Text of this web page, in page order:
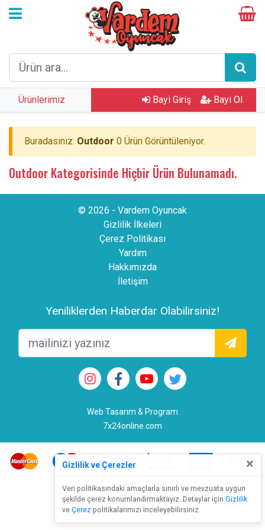
Ürünlerimiz Bayi Giriş Bayi Ol
Buradasınız: Outdoor 0 Ürün Görüntüleniyor.
Outdoor Kategorisinde Hiçbir Ürün Bulunamadı.
© 2026 - Vardem Oyuncak
Gizlilik İlkeleri
Çerez Politikası
Yardım
Hakkımızda
İletişim
Yeniliklerden Haberdar Olabilirsiniz!
Web Tasarım & Program
7x24online.com
Gizlilik ve Çerezler ×
Veri politikasındaki amaçlarla sınırlı ve mevzuata uygun
şekilde çerez konumlandırmaktayız. Detaylar için Gizlilik
ve Çerez politikalarımızı inceleyebilirsiniz.